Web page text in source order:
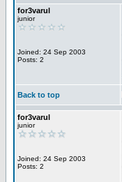
for3varul
junior
Joined: 24 Sep 2003
Posts: 2
Back to top
for3varul
junior
Joined: 24 Sep 2003
Posts: 2